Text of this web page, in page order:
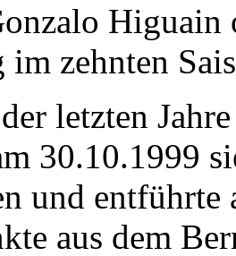
im zehnten
letzten
30.10.1999
und entführte
aus dem